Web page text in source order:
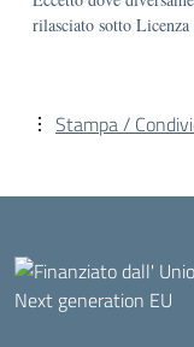
rilasciato sotto
Stampa /